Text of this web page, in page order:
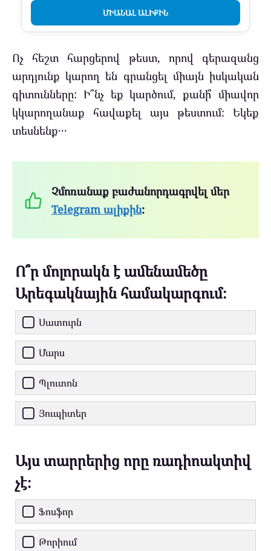
ՄԻԱՆԱԼ ԱԼԻՔԻՆ
Ոչ հեշտ հարցերով թեստ, որով գերազանց
արդյունք կարող են գրանցել միայն իսկական
գիտունները: Ի՞նչ եք կարծում, քանի՞ միավոր
կկարողանաք հավաքել այս թեստում: Եկեք
տեսնենք․․․
Չմոռանաք բաժանորդագրվել մեր
Telegram ալիքին:
Ո՞ր մոլորակն է ամենամեծը
Արեգակնային համակարգում։
Սատուրն
Մարս
Պլուտոն
Յուպիտեր
Այս տարրերից որը ռադիոակտիվ
չէ։
Ֆոսֆոր
Թորիում